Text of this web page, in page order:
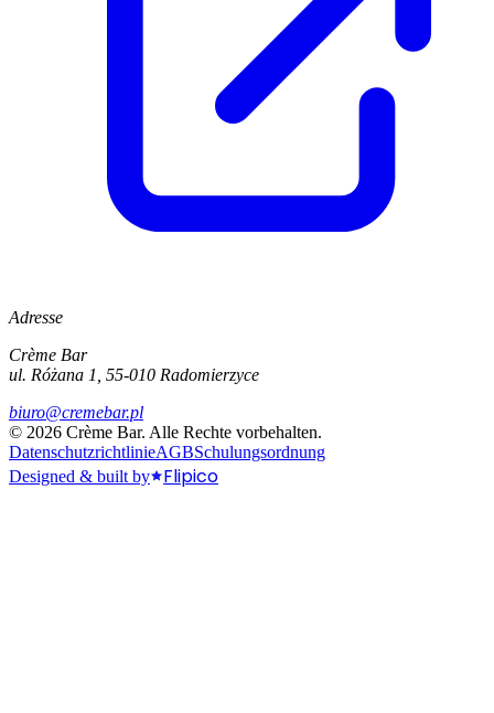
Adresse
Crème Bar
ul. Różana 1, 55-010 Radomierzyce
biuro@cremebar.pl
© 2026 Crème Bar. Alle Rechte vorbehalten.
DatenschutzrichtlinieAGBSchulungsordnung
Designed & built by
Flipico